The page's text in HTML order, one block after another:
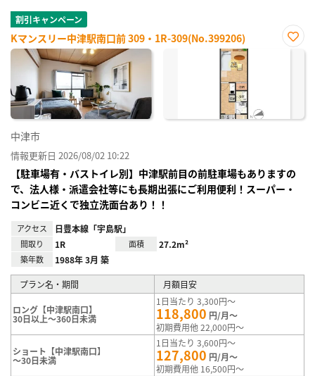
割引キャンペーン
Kマンスリー中津駅南口前 309・1R-309(No.399206)
お気
中津市
情報更新日 2026/08/02 10:22
【駐車場有・バストイレ別】中津駅前目の前駐車場もありますの
で、法人様・派遣会社等にも長期出張にご利用便利！スーパー・
コンビニ近くで独立洗面台あり！！
アクセス 日豊本線「宇島駅」
間取り 1R 面積 27.2m²
築年数 1988年 3月 築
プラン名・期間 月額目安
ロング【中津駅南口】
30日以上～360日未満
1日当たり 3,300円～
118,800 円/月～
初期費用他 22,000円～
ショート【中津駅南口】
～30日未満
1日当たり 3,600円～
127,800 円/月～
初期費用他 16,500円～